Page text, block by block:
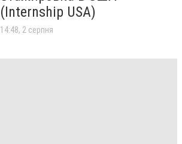
(Internship USA)
14:48, 2 серпня